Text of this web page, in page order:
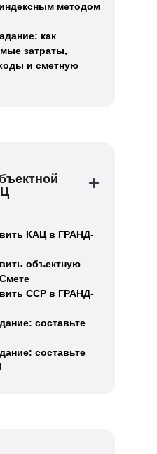
методом
как
затраты,
и сметную
КАЦ в ГРАНД-
объектную
ССР в ГРАНД-
составьте
составьте